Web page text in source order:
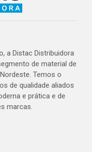
a Distac Distribuidora
de material de
Temos o
de qualidade aliados
e prática e de
marcas.